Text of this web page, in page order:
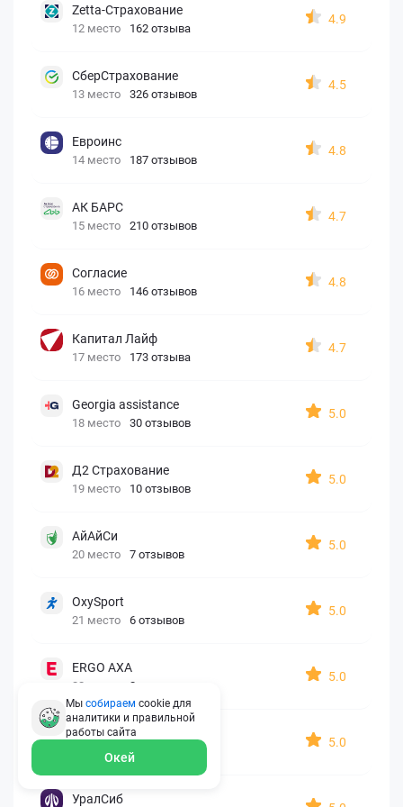
Zetta-Страхование
12 место 162 отзыва
4.9
СберСтрахование
13 место 326 отзывов
4.5
Евроинс
14 место 187 отзывов
4.8
АК БАРС
15 место 210 отзывов
4.7
Согласие
16 место 146 отзывов
4.8
Капитал Лайф
17 место 173 отзыва
4.7
Georgia assistance
18 место 30 отзывов
5.0
Д2 Страхование
19 место 10 отзывов
5.0
АйАйСи
20 место 7 отзывов
5.0
OxySport
21 место 6 отзывов
5.0
ERGO AXA
22 место 2 отзыва
5.0
Oxy Travel Premium
23 место 1 отзыв
5.0
УралСиб
Мы собираем cookie для
аналитики и правильной
работы сайта
Окей